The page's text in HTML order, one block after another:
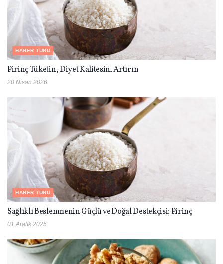
HABER TURU
Pirinç Tüketin, Diyet Kalitesini Artırın
20 Nisan 2026
HABER TURU
Sağlıklı Beslenmenin Güçlü ve Doğal Destekçisi: Pirinç
01 Aralık 2025